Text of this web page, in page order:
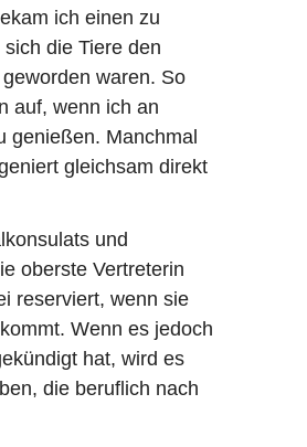
ich einen zu
die Tiere den
waren. So
auf, wenn ich an
genießen. Manchmal
gleichsam direkt
und
oberste Vertreterin
reserviert, wenn sie
Wenn es jedoch
hat, wird es
die beruflich nach